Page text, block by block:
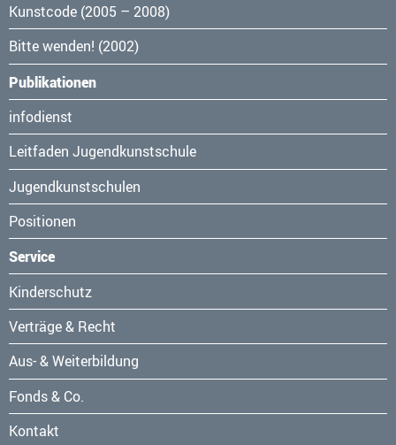
Kunstcode (2005 – 2008)
Bitte wenden! (2002)
Publikationen
Navigation
überspringen
infodienst
Leitfaden Jugendkunstschule
Jugendkunstschulen
Positionen
Service
Navigation
überspringen
Kinderschutz
Verträge & Recht
Aus- & Weiterbildung
Fonds & Co.
Kontakt